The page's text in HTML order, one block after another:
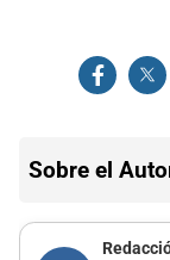
Sobre el